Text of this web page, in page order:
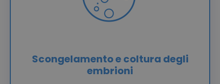
Scongelamento e coltura degli
embrioni